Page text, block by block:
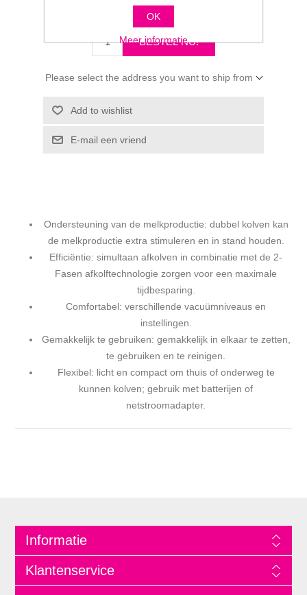
€239,00
Please select the address you want to ship from
Ondersteuning van de melkproductie: dubbel kolven kan
de melkproductie extra stimuleren en in stand houden.
Efficiëntie: simultaan afkolven in combinatie met de 2-
Fasen afkolftechnologie zorgen voor een maximale
tijdbesparing.
Comfortabel: verschillende vacuümniveaus en
instellingen.
Gemakkelijk te gebruiken: gemakkelijk in elkaar te zetten,
te gebruiken en te reinigen.
Flexibel: licht en compact om thuis of onderweg te
kunnen kolven; gebruik met batterijen of
netstroomadapter.
Informatie
Klantenservice
OK
Meer informatie